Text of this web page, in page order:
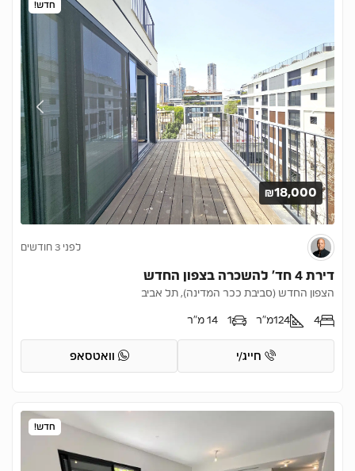
חדש!
₪18,000
לפני 3 חודשים
דירת 4 חד’ להשכרה בצפון החדש
הצפון החדש (סביבת ככר המדינה), תל אביב
4
124מ"ר 1 14 מ"ר
חייג/י וואטסאפ
חדש!